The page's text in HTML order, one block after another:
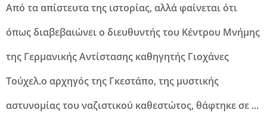
Aπό τα απίστευτα της ιστορίας, αλλά φαίνεται ότι
όπως διαβεβαιώνει ο διευθυντής του Κέντρου Μνήμης
της Γερμανικής Αντίστασης καθηγητής Γιοχάνες
Τούχελ.ο αρχηγός της Γκεστάπο, της μυστικής
αστυνομίας του ναζιστικού καθεστώτος, θάφτηκε σε ...